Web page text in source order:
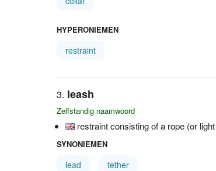
HYPERONIEMEN
restraint
leash
Zelfstandig naamwoord
restraint consisting of a rope (or
SYNONIEMEN
lead tether